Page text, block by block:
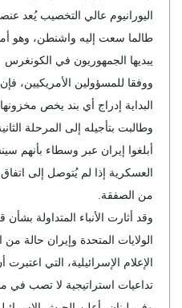
اليورانيوم عالي التخصيب يُعد
طالما سعت إليه واشنطن، وهو
يبديها الجمهوريون في الكونغرس
ووفقا للمسؤولين
البداية إدراج أي بند يخص
وطالبت بتأجيله إلى المرحلة
أبلغوا إيران عبر وسطاء بأنهم
العسكرية إذا لم يُتوصل إلى
من الصفقة.
وقد أثارت الأنباء المتداولة
الولايات المتحدة وإيران حالة
الإعلام الإسرائيلية، التي
تداعيات استراتيجية لا تصب في